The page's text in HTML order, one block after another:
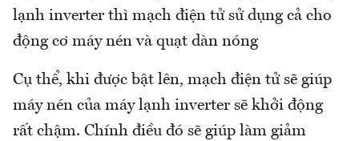
lạnh inverter thì mạch điện tử sử dụng cả cho
động cơ máy nén và quạt dàn nóng
Cụ thể, khi được bật lên, mạch điện tử sẽ giúp
máy nén của máy lạnh inverter sẽ khởi động
rất chậm. Chính điều đó sẽ giúp làm giảm